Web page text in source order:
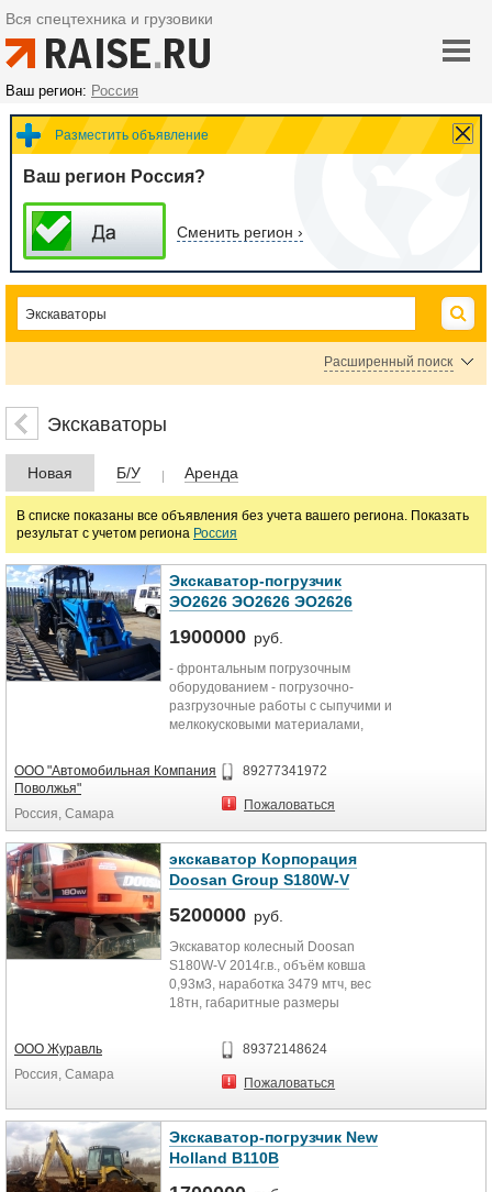
Вся спецтехника и грузовики
Ваш регион: Россия
Разместить объявление
Ваш регион Россия?
Сменить регион ›
Расширенный поиск
Цена
руб.
Марка
Экскаваторы
Новая Б/У Аренда
В списке показаны все объявления без учета вашего региона. Показать
результат с учетом региона Россия
Экскаватор-погрузчик
ЭО2626 ЭО2626 ЭО2626
1900000 руб.
- фронтальным погрузочным
оборудованием - погрузочно-
разгрузочные работы с сыпучими и
мелкокусковыми материалами,
материалов...
ООО "Автомобильная Компания
Поволжья"
Россия, Самара
89277341972
Пожаловаться
экскаватор Корпорация
Doosan Group S180W-V
5200000 руб.
Экскаватор колесный Doosan
S180W-V 2014г.в., объём ковша
0,93м3, наработка 3479 мтч, вес
18тн, габаритные размеры
ООО Журавль
Россия, Самара
89372148624
Пожаловаться
Экскаватор-погрузчик New
Holland B110B